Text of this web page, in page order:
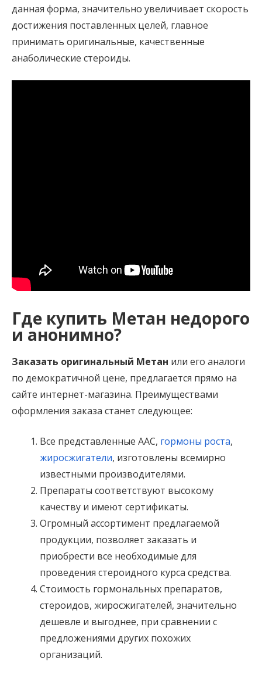
данная форма, значительно увеличивает скорость
достижения поставленных целей, главное
принимать оригинальные, качественные
анаболические стероиды.
Где купить Метан недорого
и анонимно?
Заказать оригинальный Метан или его аналоги
по демократичной цене, предлагается прямо на
сайте интернет-магазина. Преимуществами
оформления заказа станет следующее:
Все представленные ААС, гормоны роста,
жиросжигатели, изготовлены всемирно
известными производителями.
Препараты соответствуют высокому
качеству и имеют сертификаты.
Огромный ассортимент предлагаемой
продукции, позволяет заказать и
приобрести все необходимые для
проведения стероидного курса средства.
Стоимость гормональных препаратов,
стероидов, жиросжигателей, значительно
дешевле и выгоднее, при сравнении с
предложениями других похожих
организаций.